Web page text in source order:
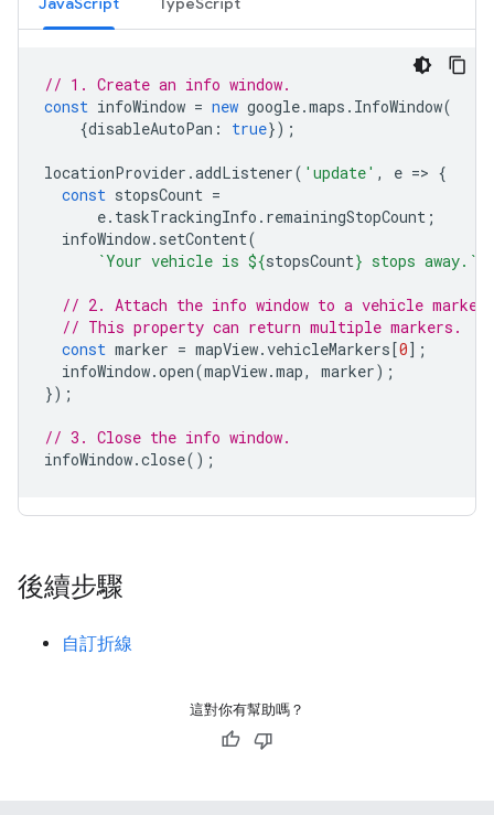
// 1. Create an info window.
const infoWindow = new google.maps . InfoWindow(
{disableAutoPan : true});
locationProvider .addListener( 'update' , e => {
const stopsCount =
e. taskTrackingInfo . remainingStopCount ;
infoWindow. setContent(
`Your vehicle is ${stopsCount} stops away.`
// 2. Attach the info window to a vehicle marker.
// This property can return multiple markers.
const marker = mapView.vehicleMarkers[0];
infoWindow.open(mapView.map, marker);
});
// 3. Close the info window.
infoWindow.close();
後續步驟
自訂折線
這對你有幫助嗎？